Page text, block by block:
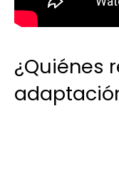
¿Quiénes